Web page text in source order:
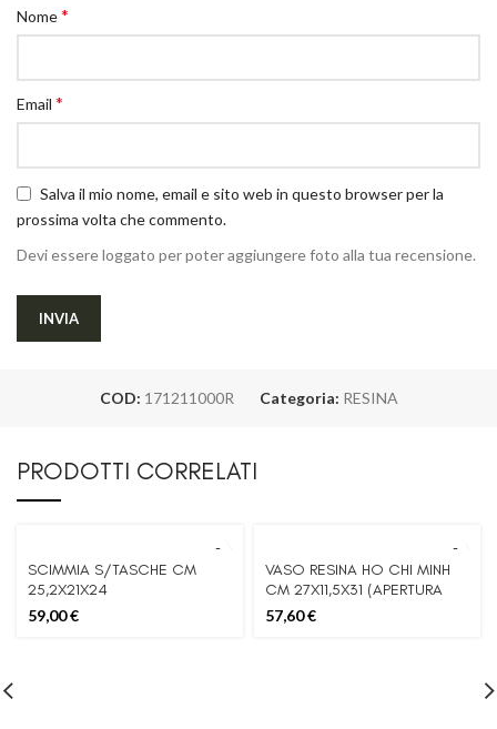
Nome*
Email *
Salva il mio nome, email e sito web in questo browser per la
prossima volta che commento.
Devi essere loggato per poter aggiungere foto alla tua recensione.
COD: 171211000R Categoria: RESINA
PRODOTTI CORRELATI
SCIMMIA S/TASCHE CM
25,2X21X24
59,00€
VASO RESINA HO CHI MINH
CM 27X11,5X31 (APERTURA
CM 12X6)
57,60€